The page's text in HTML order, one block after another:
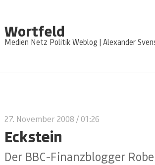
Wortfeld
Medien Netz Politik Weblog | Alexander
27. November 2008 / 01:26
Eckstein
Der BBC-Finanzblogger